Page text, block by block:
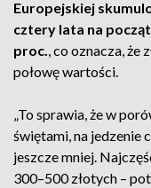
Europejskiej
cztery lata na
proc., co oznacza, że
połowę wartości.
„To sprawia, że w
świętami, na jedzenie
jeszcze mniej.
300–500 złotych –